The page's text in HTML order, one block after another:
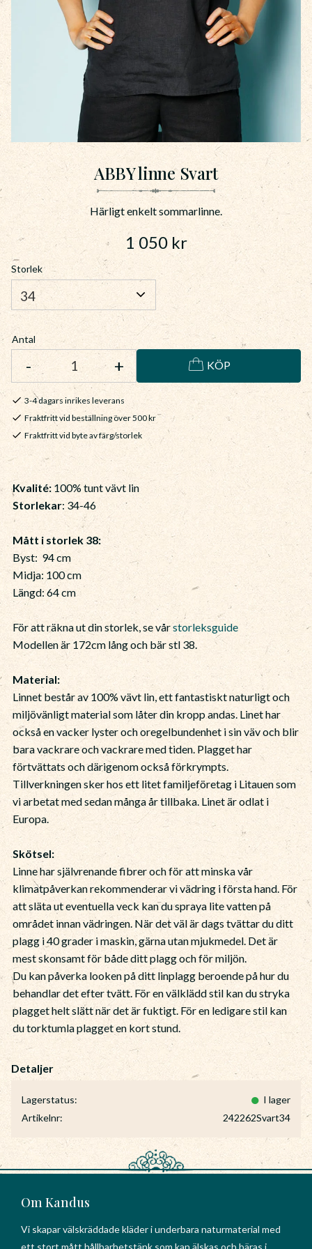
ABBY linne Svart
Härligt enkelt sommarlinne.
1 050kr
Storlek
Antal
+
- KÖP
3-4 dagars inrikes leverans
Fraktfritt vid beställning över 500 kr
Fraktfritt vid byte av färg/storlek
Lagerstatus
I lager
Artikelnr
242262Svart34
Kvalité: 100% tunt vävt lin
Storlekar: 34-46
Mått i storlek 38:
Byst: 94 cm
Midja: 100 cm
Längd: 64 cm
För att räkna ut din storlek, se vårstorleksguide
Modellen är 172cm lång och bär stl 38.
Material:
Linnet består av 100% vävt lin, ett fantastiskt naturligt och
miljövänligt material som låter din kropp andas. Linet har
också en vacker lyster och oregelbundenhet i sin väv och blir
bara vackrare och vackrare med tiden. Plagget har
förtvättats och därigenom också förkrympts.
Tillverkningen sker hos ett litet familjeföretag i Litauen som
vi arbetat med sedan många år tillbaka. Linet är odlat i
Europa.
Skötsel:
Linne har självrenande fibrer och för att minska vår
klimatpåverkan rekommenderar vi vädring i första hand. För
att släta ut eventuella veck kan du spraya lite vatten på
området innan vädringen. När det väl är dags tvättar du ditt
plagg i 40 grader i maskin, gärna utan mjukmedel. Det är
mest skonsamt för både ditt plagg och för miljön.
Du kan påverka looken på ditt linplagg beroende på hur du
behandlar det efter tvätt. För en välklädd stil kan du stryka
plagget helt slätt när det är fuktigt. För en ledigare stil kan
du torktumla plagget en kort stund.
Om Kandus
Vi skapar välskräddade kläder i underbara naturmaterial med